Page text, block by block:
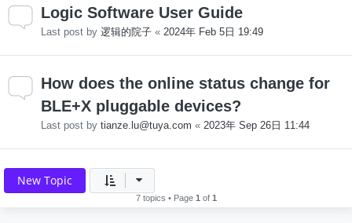
Logic Software User Guide
Last post by 逻辑的院子 « 2024年 Feb 5日 19:49
How does the online status change for
BLE+X pluggable devices?
Last post by tianze.lu@tuya.com « 2023年 Sep 26日 11:44
New Topic
7 topics • Page 1 of 1